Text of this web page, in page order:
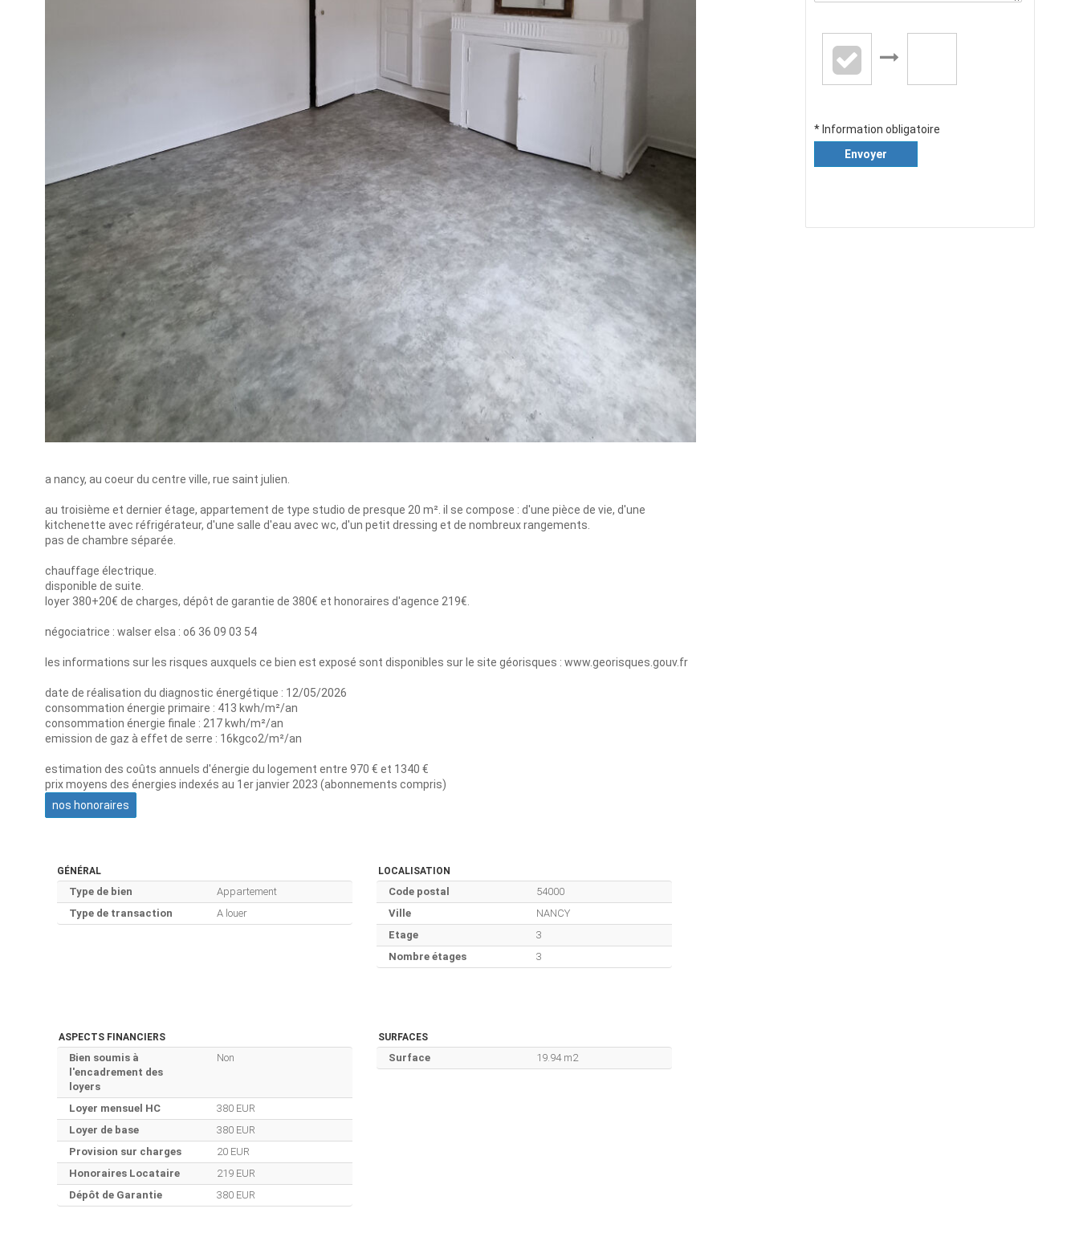
a nancy, au coeur du centre ville, rue saint julien.
au troisième et dernier étage, appartement de type studio de presque 20 m². il se compose : d'une pièce de vie, d'une
kitchenette avec réfrigérateur, d'une salle d'eau avec wc, d'un petit dressing et de nombreux rangements.
pas de chambre séparée.
chauffage électrique.
disponible de suite.
loyer 380+20€ de charges, dépôt de garantie de 380€ et honoraires d'agence 219€.
négociatrice : walser elsa : o6 36 09 03 54
les informations sur les risques auxquels ce bien est exposé sont disponibles sur le site géorisques : www.georisques.gouv.fr
date de réalisation du diagnostic énergétique : 12/05/2026
consommation énergie primaire : 413 kwh/m²/an
consommation énergie finale : 217 kwh/m²/an
emission de gaz à effet de serre : 16kgco2/m²/an
estimation des coûts annuels d'énergie du logement entre 970 € et 1340 €
prix moyens des énergies indexés au 1er janvier 2023 (abonnements compris)
nos honoraires
GÉNÉRAL
Type de bien
Appartement
Type de transaction
A louer
LOCALISATION
Code postal
54000
Ville
NANCY
Etage
3
Nombre étages
3
ASPECTS FINANCIERS
Bien soumis à
l'encadrement des
loyers
Non
Loyer mensuel HC
380 EUR
Loyer de base
380 EUR
Provision sur charges
20 EUR
Honoraires Locataire
219 EUR
Dépôt de Garantie
380 EUR
SURFACES
Surface 19.94 m2
* Information obligatoire
Envoyer